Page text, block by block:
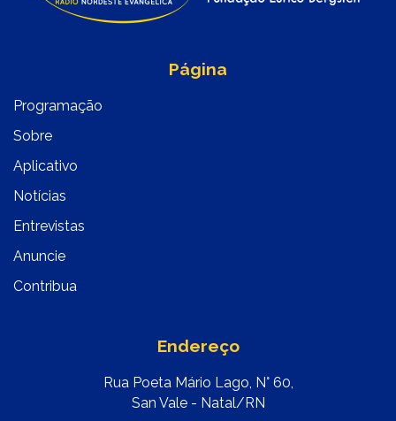
Página
Programação
Sobre
Aplicativo
Notícias
Entrevistas
Anuncie
Contribua
Endereço
Rua Poeta Mário Lago, N° 60,
San Vale - Natal/RN